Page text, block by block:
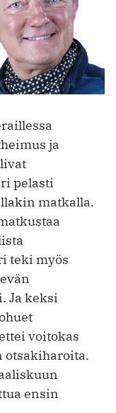
ja
pelasti
matkalla.
teki myös
Ja keksi
voitokas
otsakiharoita.
ensin